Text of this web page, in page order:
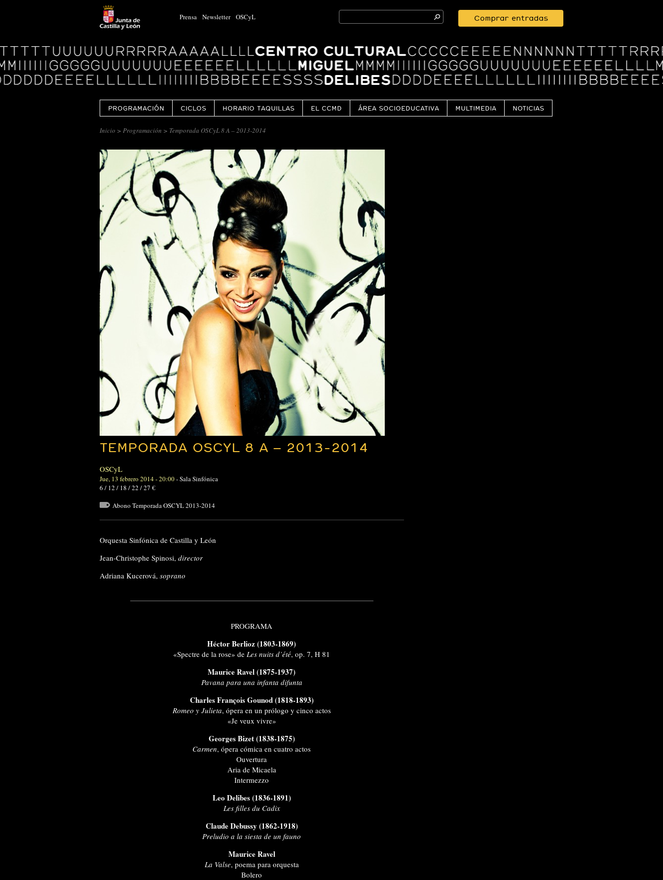
Prensa Newsletter OSCyL
Search
for:
Comprar entradas
Logo
Centro
Cultural
Miguel
Delibes
PROGRAMACIÓN CICLOS HORARIO TAQUILLAS EL CCMD ÁREA SOCIOEDUCATIVA MULTIMEDIA NOTICIAS
Inicio > Programación > Temporada OSCyL 8 A – 2013-2014
TEMPORADA OSCYL 8 A – 2013-2014
OSCyL
Jue, 13 febrero 2014 - 20:00-Sala Sinfónica
6 / 12 / 18 / 22 / 27 €
Abono Temporada OSCYL 2013-2014
Orquesta Sinfónica de Castilla y León
Jean-Christophe Spinosi, director
Adriana Kucerová, soprano
PROGRAMA
Héctor Berlioz (1803-1869)
«Spectre de la rose» deLes nuits d’été, op. 7, H 81
Maurice Ravel (1875-1937)
Pavana para una infanta difunta
Charles François Gounod (1818-1893)
Romeo y Julieta, ópera en un prólogo y cinco actos
«Je veux vivre»
Georges Bizet (1838-1875)
Carmen, ópera cómica en cuatro actos
Ouvertura
Aria de Micaela
Intermezzo
Leo Delibes (1836-1891)
Les filles du Cadix
Claude Debussy (1862-1918)
Preludio a la siesta de un fauno
Maurice Ravel
La Valse, poema para orquesta
Bolero